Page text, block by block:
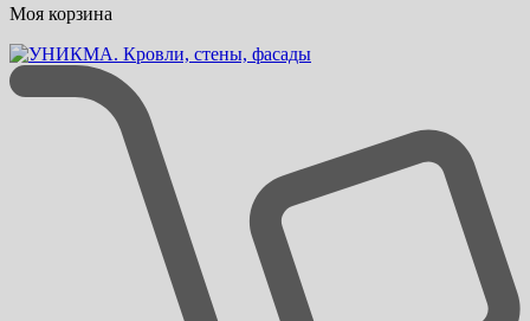
Моя корзина